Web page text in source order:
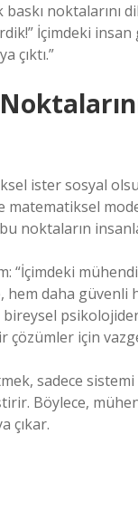
noktalarını
İçimdeki
çıktı.”
ister sosyal
matematiksel
bu noktaların
“İçimdeki
daha güvenli
için
sadece
Böylece,
çıkar.